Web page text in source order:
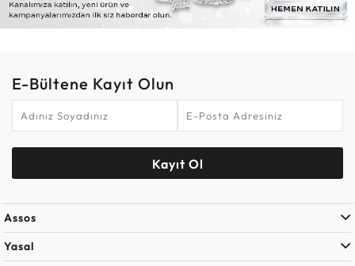
E-Bültene Kayıt Olun
Kayıt Ol
Assos
Yasal